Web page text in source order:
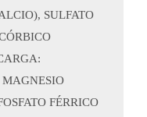
SULFATO
FÉRRICO